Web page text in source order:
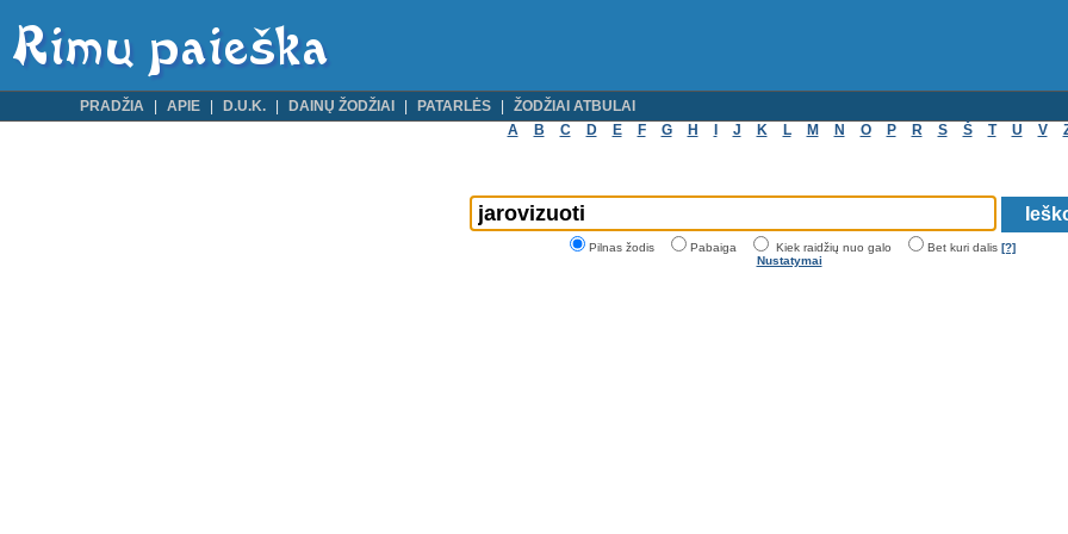
PRADŽIA APIE D.U.K. DAINŲ ŽODŽIAI PATARLĖS
ŽODŽIAI ATBULAI
A
B C D E F G H J K L M N O P R S Š T U V
Pilnas žodis Pabaiga Kiek raidžių nuo galo Bet kuri dalis [?]
Nustatymai